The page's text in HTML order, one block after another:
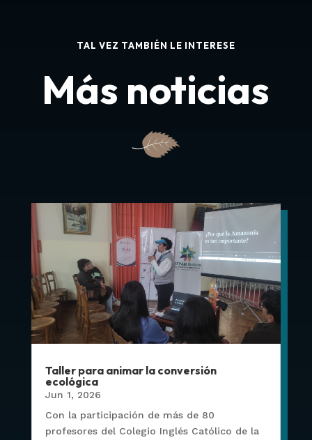
TAL VEZ TAMBIÉN LE INTERESE
Más noticias
Taller para animar la conversión
ecológica
Jun 1, 2026
Con la participación de más de 80
profesores del Colegio Inglés Católico de la